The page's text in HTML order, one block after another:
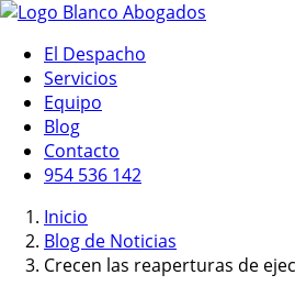
El Despacho
Servicios
Equipo
Blog
Contacto
954 536 142
Inicio
Blog de Noticias
Crecen las reaperturas de